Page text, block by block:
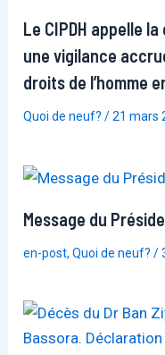
Le CIPDH appelle
une vigilance
droits de l’homme
Quoi de neuf? /21 mars
Message du
en-post,Quoi de neuf? /